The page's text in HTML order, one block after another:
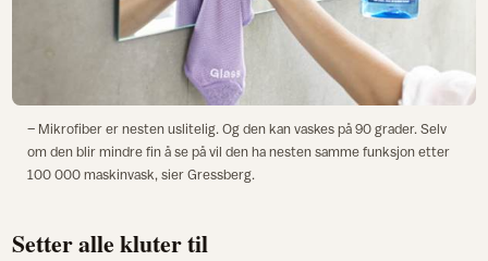
– Mikrofiber er nesten uslitelig. Og den kan vaskes på 90 grader. Selv
om den blir mindre fin å se på vil den ha nesten samme funksjon etter
100 000 maskinvask, sier Gressberg.
Setter alle kluter til